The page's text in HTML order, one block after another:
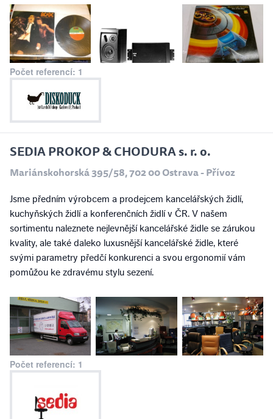
Počet referencí: 1
SEDIA PROKOP & CHODURA s. r. o.
Mariánskohorská 395/58, 702 00 Ostrava - Přívoz
Jsme předním výrobcem a prodejcem kancelářských židlí,
kuchyňských židlí a konferenčních židlí v ČR. V našem
sortimentu naleznete nejlevnější kancelářské židle se zárukou
kvality, ale také daleko luxusnější kancelářské židle, které
svými parametry předčí konkurenci a svou ergonomií vám
pomůžou ke zdravému stylu sezení.
Počet referencí: 1